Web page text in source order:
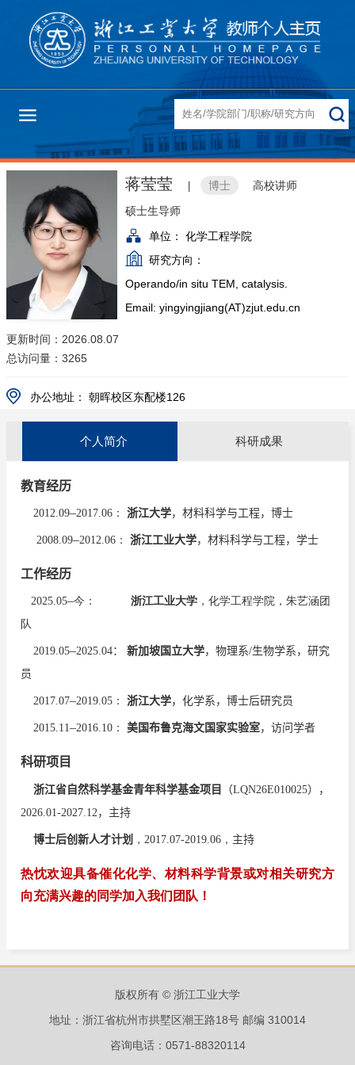
更新时间：2026.08.07
总访问量： 3265
蒋莹莹 博士
高校讲师
硕士生导师
单位：
化学工程学院
研究方向：
Operando/in situ TEM, catalysis.
Email: yingyingjiang(AT)zjut.edu.cn
办公地址： 朝晖校区东配楼126
个人简介 科研成果
教育经历
2012.09–2017.06： 浙江大学，材料科学与工程，博士
2008.09–2012.06： 浙江工业大学，材料科学与工程，学士
工作经历
2025.05–今 ： 浙江工业大学 ，化学工程学院，朱艺涵团
队
2019.05–2025.04： 新加坡国立大学，物理系/生物学系，研究
员
2017.07–2019.05： 浙江大学，化学系，博士后研究员
2015.11–2016.10： 美国布鲁克海文国家实验室，访问学者
科研项目
浙江省自然科学基金青年科学基金项目 （LQN26E010025）
，
2026.01-2027.12， 主持
博士后创新人才计划 ，2017.07-2019.06， 主持
热忱欢迎具备催化化学、材料科学背景或对相关研究方
向充满兴趣的同学加入我们团队！
学术论文
.Yingying Jiang #, JuanManuel Arce-Ramos#, Khakimjon Saidov
Jia Zhang, Chi Wang , Jinshu Tian , Jinling Cheng, Xiangwen Liu
Behavior of Ru Nanoparticles via
OperandoTEM. Nature Communications2026, 17, 5744 (Editors'
Highlights: Catalysis).
. Electroactive Model-Guided Design of Conductive
Metal–Organic Framework Heterojunctions for Enhanced Photocatalytic
Angewandte Chemie International Edition
版权所有 © 浙江工业大学
地址：浙江省杭州市拱墅区潮王路18号 邮编 310014
咨询电话：0571-88320114